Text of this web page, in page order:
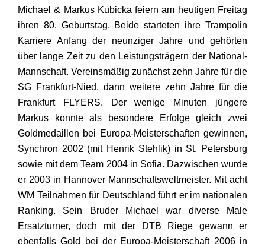
Michael & Markus Kubicka feiern am heutigen Freitag
ihren 80. Geburtstag. Beide starteten ihre Trampolin
Karriere Anfang der neunziger Jahre und gehörten
über lange Zeit zu den Leistungsträgern der National-
Mannschaft. Vereinsmäßig zunächst zehn Jahre für die
SG Frankfurt-Nied, dann weitere zehn Jahre für die
Frankfurt FLYERS. Der wenige Minuten jüngere
Markus konnte als besondere Erfolge gleich zwei
Goldmedaillen bei Europa-Meisterschaften gewinnen,
Synchron 2002 (mit Henrik Stehlik) in St. Petersburg
sowie mit dem Team 2004 in Sofia. Dazwischen wurde
er 2003 in Hannover Mannschaftsweltmeister. Mit acht
WM Teilnahmen für Deutschland führt er im nationalen
Ranking. Sein Bruder Michael war diverse Male
Ersatzturner, doch mit der DTB Riege gewann er
ebenfalls Gold bei der Europa-Meisterschaft 2006 in